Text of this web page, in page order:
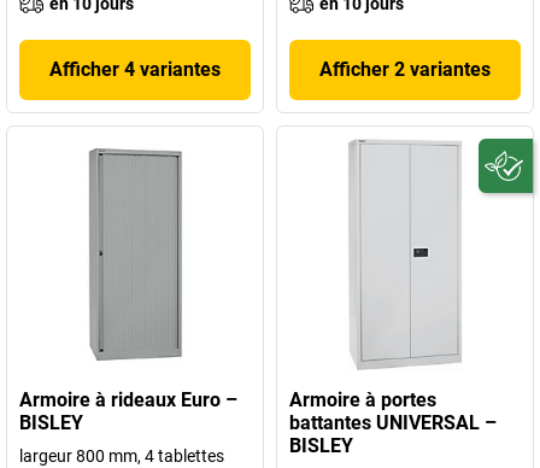
Afficher 4 variantes Afficher 2 variantes
Armoire à rideaux Euro –
BISLEY
largeur 800 mm, 4 tablettes
Armoire à portes
battantes UNIVERSAL –
BISLEY